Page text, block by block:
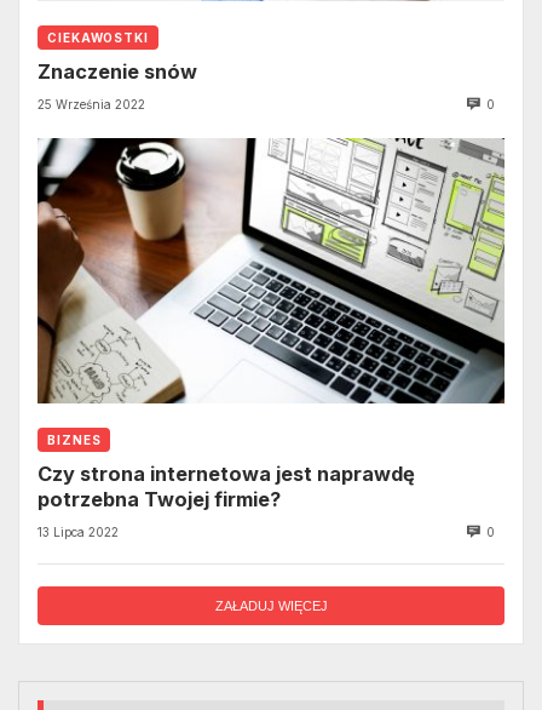
CIEKAWOSTKI
Znaczenie snów
25 Września 2022 0
BIZNES
Czy strona internetowa jest naprawdę
potrzebna Twojej firmie?
13 Lipca 2022 0
ZAŁADUJ WIĘCEJ